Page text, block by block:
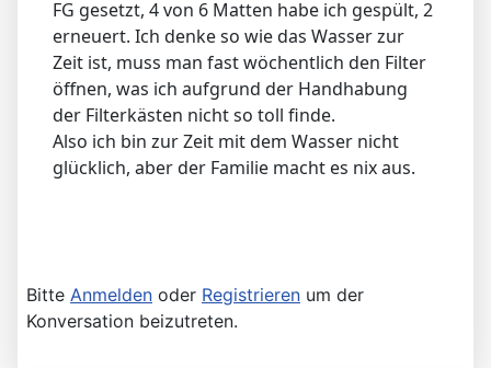
FG gesetzt, 4 von 6 Matten habe ich gespült, 2
erneuert. Ich denke so wie das Wasser zur
Zeit ist, muss man fast wöchentlich den Filter
öffnen, was ich aufgrund der Handhabung
der Filterkästen nicht so toll finde.
Also ich bin zur Zeit mit dem Wasser nicht
glücklich, aber der Familie macht es nix aus.
Bitte Anmelden oder Registrieren um der
Konversation beizutreten.